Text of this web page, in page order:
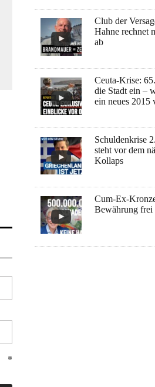
Club der
Hahne rechnet
ab
Ceuta-Krise:
die Stadt ein –
ein neues 2015
Schuldenkrise
steht vor dem
Kollaps
Cum-Ex-
Bewährung frei